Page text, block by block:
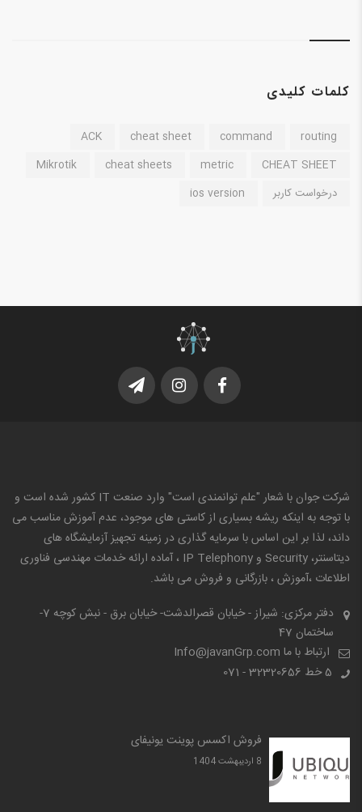
کلمات کلیدی
routing
command
cheat sheet
ACK
CHEAT SHEET
metric
cheat sheets
Mikrotik
درخواست کاربر
ios version
شرکت جوان با شعار "علم توانمندی است" وارد صنعت IT کشور شده است و
با توجه به اینکه ریشه بسیاری از کاستی های موجود، عدم آموزش مناسب می
داند، لذا بر این اساس با سرمایه گذاری در زمینه تجهیز آزمایشگاه های
دیتاسنتر، Security و IP Telephony ، آماده ارائه خدمات مهندسی فناوری
اطلاعات ،آموزش ، بازرگانی و فروش می باشد.
دفتر مرکزی: شیراز - خیابان قصرالدشت- خیابان برق - نبش کوچه 7-
ساختمان 47
ارتباط با ما Info@javanGrp.com
5 خط
32320656 - 071
فروش اکسس پوینت یونیفای
8 ارديبهشت 1404